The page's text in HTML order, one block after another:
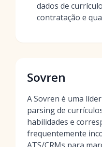
dados de
contratação e
Sovren
A Sovren é uma
parsing de
habilidades e
frequentemente